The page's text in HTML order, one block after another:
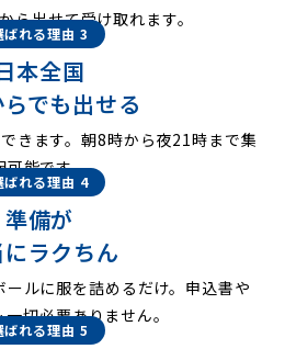
ら出せて受け取れます。
ばれる理由 3
本全国
でも出せる
きます。朝8時から夜21時まで集
可能です。
ばれる理由 4
準備が
ラクちん
ルに服を詰めるだけ。申込書や
切必要ありません。
ばれる理由 5